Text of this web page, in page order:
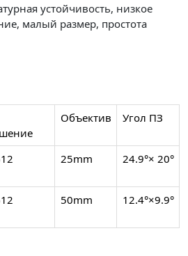
устойчивость, низкое
малый размер, простота
Объектив Угол ПЗ
25mm 24.9°× 20°
50mm 12.4°×9.9°